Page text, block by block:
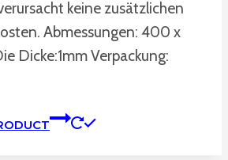
keine zusätzlichen
Abmessungen: 400 x
Dicke:1mm Verpackung: